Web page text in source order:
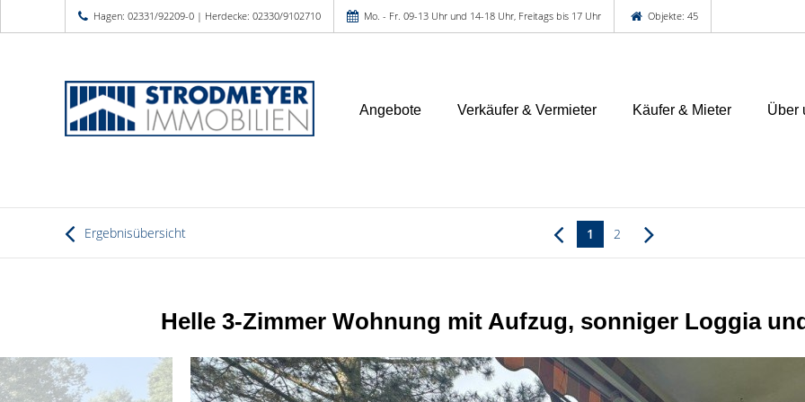
Hagen: 02331/92209-0 | Herdecke: 02330/9102710 Mo. - Fr. 09-13 Uhr und 14-18 Uhr, Freitags bis 17 Uhr Objekte: 45
Angebote Verkäufer & Vermieter Käufer & Mieter Über
Ergebnisübersicht 1 2
Helle 3-Zimmer Wohnung mit Aufzug, sonniger Loggia